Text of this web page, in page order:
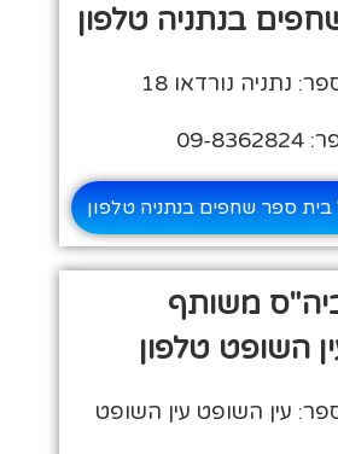
בנתניה טלפון
נתניה נורדאו 18
ספר שחפים בנתניה טלפון
משותף
השופט טלפון
עין השופט עין השופט